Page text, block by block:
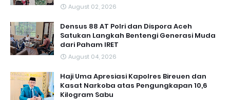
August 02, 2026
Densus 88 AT Polri dan Dispora Aceh
Satukan Langkah Bentengi Generasi Muda
dari Paham IRET
August 04, 2026
Haji Uma Apresiasi Kapolres Bireuen dan
Kasat Narkoba atas Pengungkapan 10,6
Kilogram Sabu